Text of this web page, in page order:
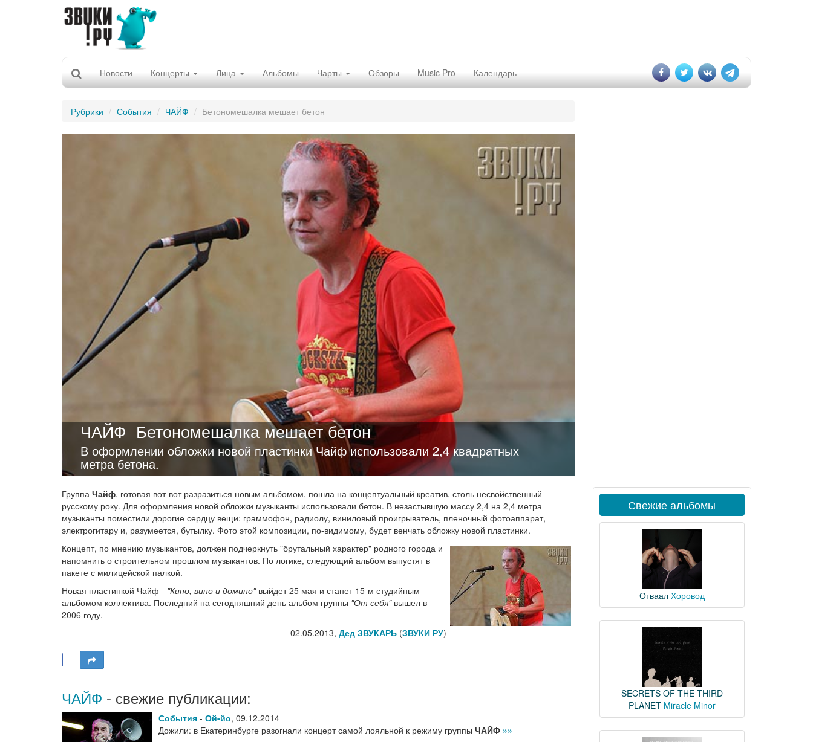
Новости Концерты Лица Альбомы Чарты Обзоры Music Pro Календарь
Рубрики События ЧАЙФ Бетономешалка мешает бетон
ЧАЙФ Бетономешалка мешает бетон
В оформлении обложки новой пластинки Чайф использовали 2,4 квадратных
метра бетона.
Группа Чайф, готовая вот-вот разразиться новым альбомом, пошла на концептуальный креатив, столь несвойственный
русскому року. Для оформления новой обложки музыканты использовали бетон. В незастывшую массу 2,4 на 2,4 метра
музыканты поместили дорогие сердцу вещи: граммофон, радиолу, виниловый проигрыватель, пленочный фотоаппарат,
электрогитару и, разумеется, бутылку. Фото этой композиции, по-видимому, будет венчать обложку новой пластинки.
Концепт, по мнению музыкантов, должен подчеркнуть "брутальный характер" родного города и
напомнить о строительном прошлом музыкантов. По логике, следующий альбом выпустят в
пакете с милицейской палкой.
Новая пластинкой Чайф - "Кино, вино и домино"выйдет 25 мая и станет 15-м студийным
альбомом коллектива. Последний на сегодняшний день альбом группы "От себя"вышел в
2006 году.
02.05.2013, Дед ЗВУКАРЬ(ЗВУКИ РУ)
ЧАЙФ - свежие публикации:
События - Ой-йо, 09.12.2014
Дожили: в Екатеринбурге разогнали концерт самой лояльной к режиму группы ЧАЙФ »»
Свежие альбомы
Отваал Хоровод
SECRETS OF THE THIRD
PLANET Miracle Minor